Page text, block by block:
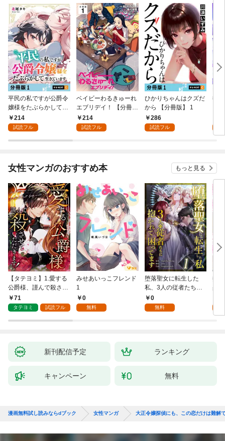
平民の私ですが公爵令
嬢様をたぶらかして生
きています 【分冊版】
1
214
試読フル
ベイビーわるきゅーれ
エブリデイ！ 【分冊
版】 1
214
試読フル
ひかりちゃんはクズだ
から 【分冊版】 1
286
試読フル
復
版
女性マンガのおすすめ本 もっと見る
【タテヨミ】1.愛する
公爵様、謹んで殺させ
ていただきます！
71
タテヨミ 試読フル
みせあいっこフレンド
1
0
無料
堕落聖女に転生した
私、3人の従者たちに
抱かれて困ってます 第
1話
0
無料
授
身
新刊配信予定 ランキング
キャンペーン 無料
漫画無料試し読みならdブック 女性マンガ 大正令嬢探偵にも、この恋だけは難解